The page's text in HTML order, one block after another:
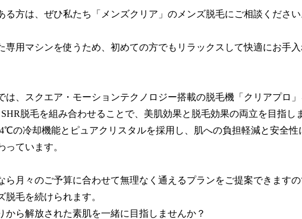
る方は、ぜひ私たち「メンズクリア」のメンズ脱毛にご相談ください
専用マシンを使うため、初めての方でもリラックスして快適にお手
は、スクエア・モーションテクノロジー搭載の脱毛機「クリアプロ」
脱毛を組み合わせることで、美肌効果と脱毛効果の両立を目指し
の冷却機能とピュアクリスタルを採用し、肌への負担軽減と安全性
っています。
ら月々のご予算に合わせて無理なく通えるプランをご提案できますの
脱毛を続けられます。
から解放された素肌を一緒に目指しませんか？